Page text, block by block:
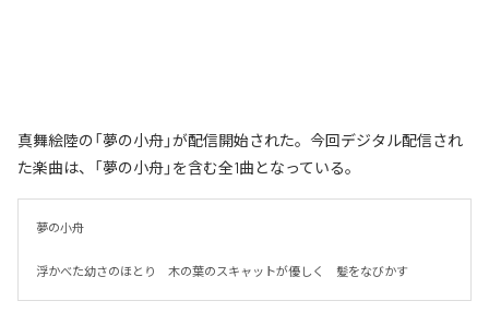
真舞絵陸の「夢の小舟」が配信開始された。今回デジタル配信され
た楽曲は、「夢の小舟」を含む全1曲となっている。
夢の小舟
浮かべた幼さのほとり　木の葉のスキャットが優しく　髪をなびかす